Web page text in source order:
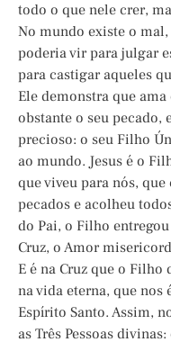
todo o que nele crer,
No mundo existe o
poderia vir para julgar
para castigar aqueles
Ele demonstra que
obstante o seu pecado,
precioso: o seu Filho
ao mundo. Jesus é o
que viveu para nós,
pecados e acolheu
do Pai, o Filho
Cruz, o Amor
E é na Cruz que o
na vida eterna, que
Espírito Santo. Assim,
as Três Pessoas